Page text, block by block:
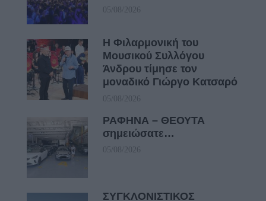
05/08/2026
Η Φιλαρμονική του
Μουσικού Συλλόγου
Άνδρου τίμησε τον
μοναδικό Γιώργο Κατσαρό
05/08/2026
ΡΑΦΗΝΑ – ΘΕΟΥΤΑ
σημειώσατε…
05/08/2026
ΣΥΓΚΛΟΝΙΣΤΙΚΟΣ